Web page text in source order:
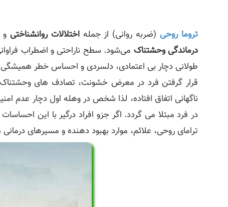
تروما روحی(ضربه روانی) از جملهاختلالات روانشناختی و
درماندگی وحشتناک می‌شود. سطح ناراحتی و اضطراب
طولانی دچار بی‌ ا‌عتمادی، دلسردی و احساس خطر
قرار گرفتن فرد در معرض خشونت، تصادف‌ های
ناگهانی اتفاق افتاده، لذا شخص در وهله اول دچار عدم
در فرد مبتلا می‌ گردد. اگر جزو افراد درگیر با این
ترامای روحی، علائم، موارد بهبود دهنده و مسیرهای درمانی